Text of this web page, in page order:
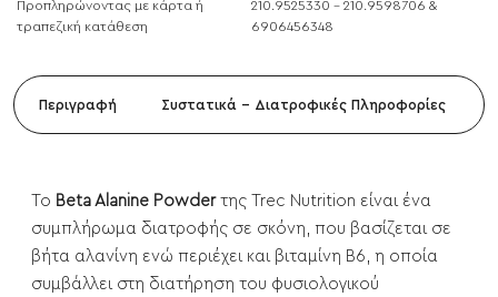
Προπληρώνοντας με κάρτα ή
τραπεζική κατάθεση
210.9525330 - 210.9598706 &
6906456348
Περιγραφή Συστατικά - Διατροφικές Πληροφορίες
Το Beta Alanine Powderτης Trec Nutrition είναι ένα
συμπλήρωμα διατροφής σε σκόνη, που βασίζεται σε
βήτα αλανίνη ενώ περιέχει και βιταμίνη Β6, η οποία
συμβάλλει στη διατήρηση του φυσιολογικού